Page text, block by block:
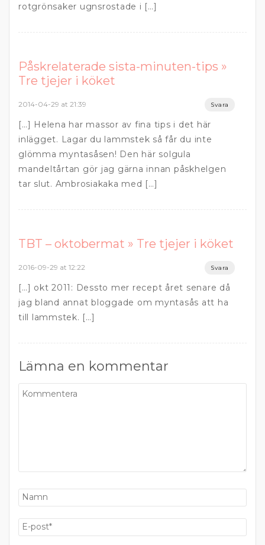
rotgrönsaker ugnsrostade i […]
Påskrelaterade sista-minuten-tips »
Tre tjejer i köket
2014-04-29 at 21:39 Svara
[…] Helena har massor av fina tips i det här
inlägget. Lagar du lammstek så får du inte
glömma myntasåsen! Den här solgula
mandeltårtan gör jag gärna innan påskhelgen
tar slut. Ambrosiakaka med […]
TBT – oktobermat » Tre tjejer i köket
2016-09-29 at 12:22 Svara
[…] okt 2011: Dessto mer recept året senare då
jag bland annat bloggade om myntasås att ha
till lammstek. […]
Lämna en kommentar